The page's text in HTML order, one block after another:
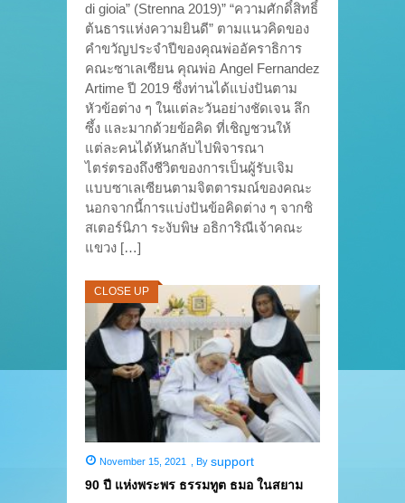
di gioia” (Strenna 2019)” “ความศักดิ์สิทธิ์
ต้นธารแห่งความยินดี” ตามแนวคิดของ
คำขวัญประจำปีของคุณพ่ออัคราธิการ
คณะซาเลเซียน คุณพ่อ Angel Fernandez
Artime ปี 2019 ซึ่งท่านได้แบ่งปันตาม
หัวข้อต่าง ๆ ในแต่ละวันอย่างชัดเจน ลึก
ซึ้ง และมากด้วยข้อคิด ที่เชิญชวนให้
แต่ละคนได้หันกลับไปพิจารณา
ไตร่ตรองถึงชีวิตของการเป็นผู้รับเจิม
แบบซาเลเซียนตามจิตตารมณ์ของคณะ
นอกจากนี้การแบ่งปันข้อคิดต่าง ๆ จากซิ
สเตอร์นิภา ระงับพิษ อธิการิณีเจ้าคณะ
แขวง […]
CLOSE UP
November 15, 2021 By support
90 ปี แห่งพระพร ธรรมทูต ธมอ ในสยาม